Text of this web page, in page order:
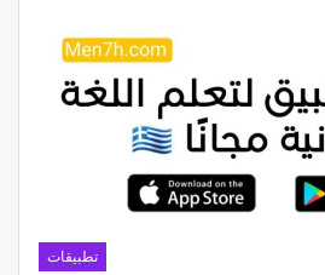
تطبيقات